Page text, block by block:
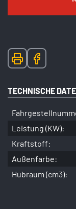
TECHNISCHE
Leistung (KW):
Kraftstoff:
Außenfarbe:
Hubraum (cm3):